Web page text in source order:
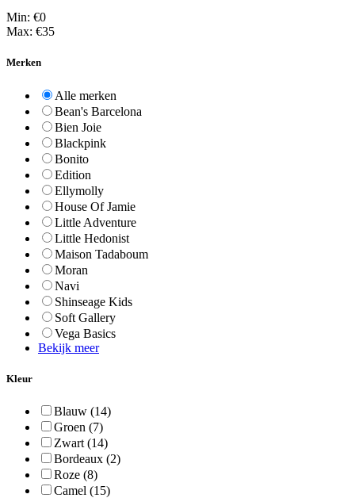
Min: €0
Max: €35
Merken
Alle merken
Bean's Barcelona
Bien Joie
Blackpink
Bonito
Edition
Ellymolly
House Of Jamie
Little Adventure
Little Hedonist
Maison Tadaboum
Moran
Navi
Shinseage Kids
Soft Gallery
Vega Basics
Bekijk meer
Kleur
Blauw (14)
Groen (7)
Zwart (14)
Bordeaux (2)
Roze (8)
Camel (15)